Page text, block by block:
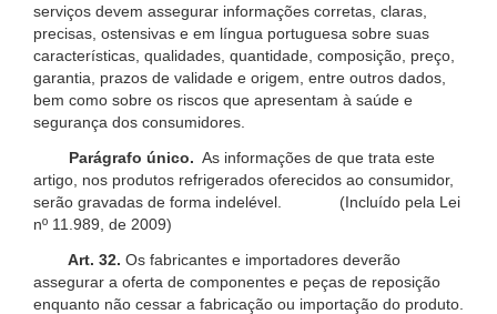
serviços devem assegurar informações corretas, claras,
precisas, ostensivas e em língua portuguesa sobre suas
características, qualidades, quantidade, composição, preço,
garantia, prazos de validade e origem, entre outros dados,
bem como sobre os riscos que apresentam à saúde e
segurança dos consumidores.
Parágrafo único. As informações de que trata este
artigo, nos produtos refrigerados oferecidos ao consumidor,
serão gravadas de forma indelével. (Incluído pela Lei
nº 11.989, de 2009)
Art. 32. Os fabricantes e importadores deverão
assegurar a oferta de componentes e peças de reposição
enquanto não cessar a fabricação ou importação do produto.